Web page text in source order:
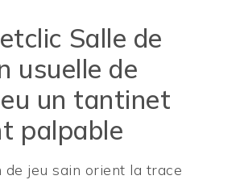
Salle de
usuelle de
un tantinet
palpable
de jeu sain orient la trace